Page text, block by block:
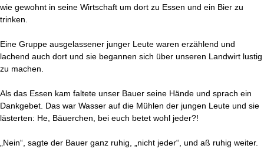
wie gewohnt in seine Wirtschaft um dort zu Essen und ein Bier zu
trinken.
Eine Gruppe ausgelassener junger Leute waren erzählend und
lachend auch dort und sie begannen sich über unseren Landwirt lustig
zu machen.
Als das Essen kam faltete unser Bauer seine Hände und sprach ein
Dankgebet. Das war Wasser auf die Mühlen der jungen Leute und sie
lästerten: He, Bäuerchen, bei euch betet wohl jeder?!
„Nein“, sagte der Bauer ganz ruhig, „nicht jeder“, und aß ruhig weiter.